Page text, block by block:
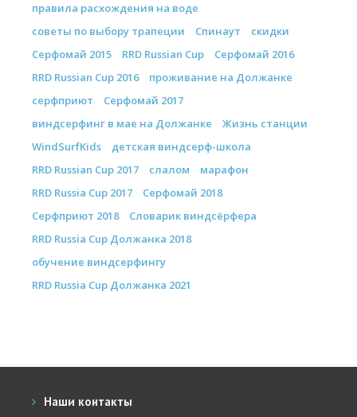
правила расхождения на воде
советы по выбору трапеции
Спинаут
скидки
Серфомай 2015
RRD Russian Cup
Серфомай 2016
RRD Russian Cup 2016
проживание на Должанке
серфприют
Серфомай 2017
виндсерфинг в мае на Должанке
Жизнь станции
WindSurfKids
детская виндсерф-школа
RRD Russian Cup 2017
слалом
марафон
RRD Russia Cup 2017
Серфомай 2018
Серфприют 2018
Словарик виндсёрфера
RRD Russia Cup Должанка 2018
обучение виндсерфингу
RRD Russia Cup Должанка 2021
Наши контакты